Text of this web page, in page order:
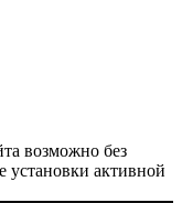
возможно без
установки активной